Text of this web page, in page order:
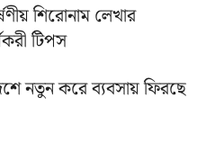
শিরোনাম লেখার
টিপস
নতুন করে ব্যবসায় ফিরছে